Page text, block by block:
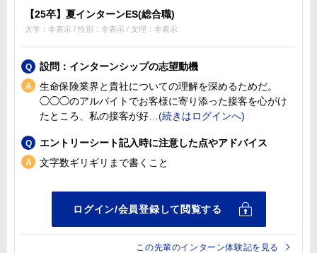
【25卒】夏インターンES(総合職)
大学：非表示 / 性別：非表示 / 文理：非表示
設問：インターンシップの志望動機
生命保険業界と貴社についての理解を深めるためだ。
◯◯◯のアルバイトでお客様に寄り添った接客を心がけ
たところ、私の接客が好
エントリーシート記入時に注意した点やアドバイス
文字数ギリギリまで書くこと
この先輩のインターン体験記を見る